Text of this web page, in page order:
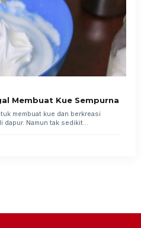
Membuat Kue Sempurna
membuat kue dan berkreasi
dapur. Namun tak sedikit...